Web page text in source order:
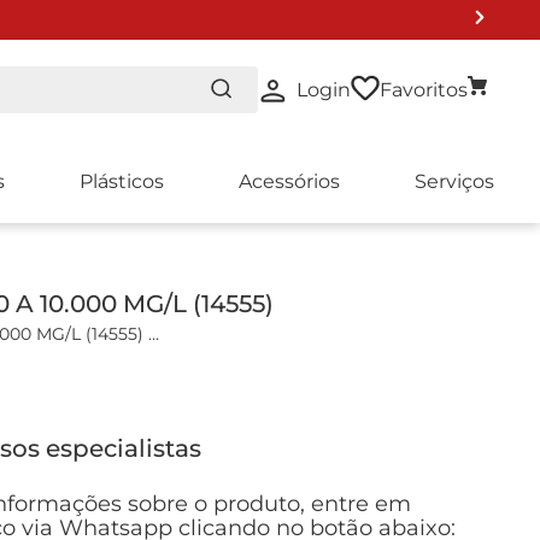
Login Favoritos
Plásticos Acessórios Serviços
A 10.000 MG/L (14555)
MG/L (14555)
mm
1 mL
especialistas
sobre o produto, entre em
via Whatsapp clicando no botão abaixo: